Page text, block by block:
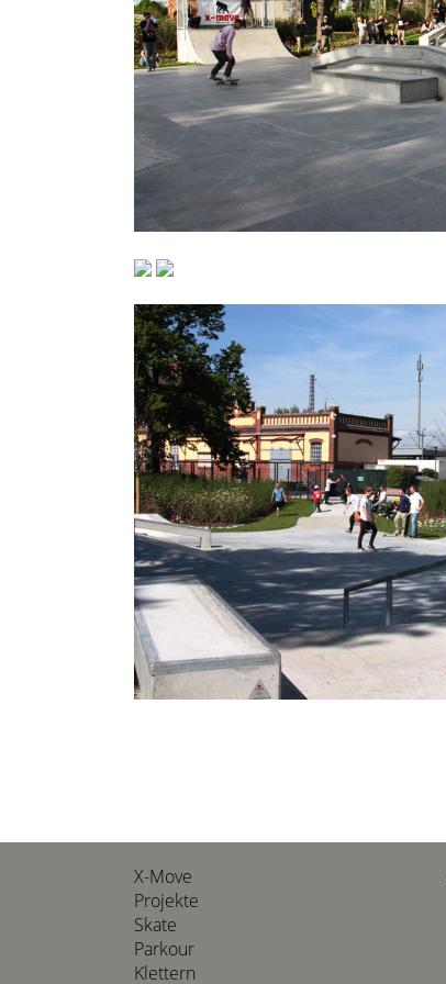
X-Move
Projekte
Skate
Parkour
Klettern